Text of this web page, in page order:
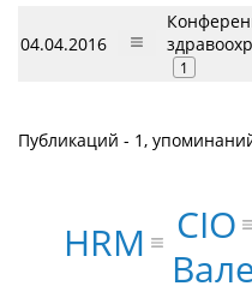
04.04.2016
1
Публикаций - 1,
HRM CIO